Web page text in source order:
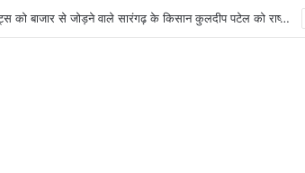
पड़ी भारी, दो आबकारी उपनिरीक्षक निलंबित